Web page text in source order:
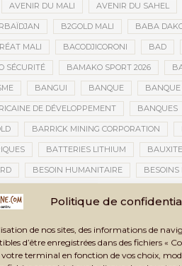
Politique de
de nos sites, des informations de
d’être enregistrées dans des fichiers «
votre terminal en fonction de vos choix,
AVENIR DU MALI AVENIR DU SAHEL
B2GOLD MALI BABA
MALI BACODJICORONI BAD
SÉCURITÉ BAMAKO SPORT 2026
BANGUI BANQUE BANQUE
DE DÉVELOPPEMENT BANQUES
BARRICK MINING CORPORATION
BATTERIES LITHIUM BAUXITE
BESOIN HUMANITAIRE
PHOTOGRAPHIE
ET CULTURELLE TOMBOUCTOU 2025
BILAN DES ACTIVITÉS BILAN
DE CAPITAUX BLASPHÈME